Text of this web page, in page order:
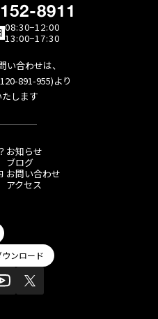
8911
08:30−12:00
13:00−17:30
い合わせは、
891-955)より
します
お知らせ
ブログ
お問い合わせ
アクセス
ンロード